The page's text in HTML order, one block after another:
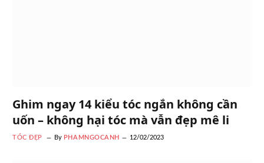
Ghim ngay 14 kiểu tóc ngắn không cần
uốn – không hại tóc mà vẫn đẹp mê li
TÓC ĐẸP By PHAMNGOCANH 12/02/2023